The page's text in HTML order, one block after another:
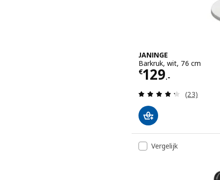
JANINGE
Barkruk, wit, 76 cm
€129.-
Prijs € 129.-
(23)
Vergelijk